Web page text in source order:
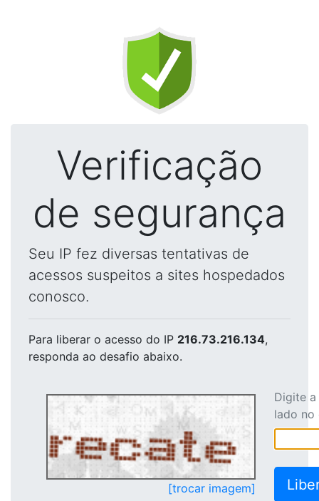
Verificação
de segurança
Seu IP fez diversas tentativas de
acessos suspeitos a sites hospedados
conosco.
Para liberar o acesso do IP 216.73.216.134,
responda ao desafio abaixo.
[trocar imagem]
Digite
lado no